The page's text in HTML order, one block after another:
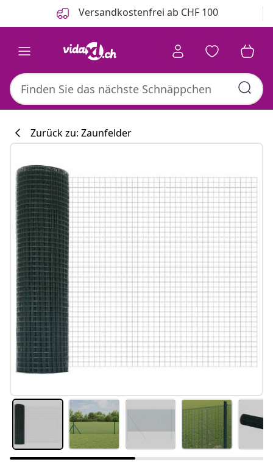
Versandkostenfrei ab CHF 100
Zurück zu: Zaunfelder